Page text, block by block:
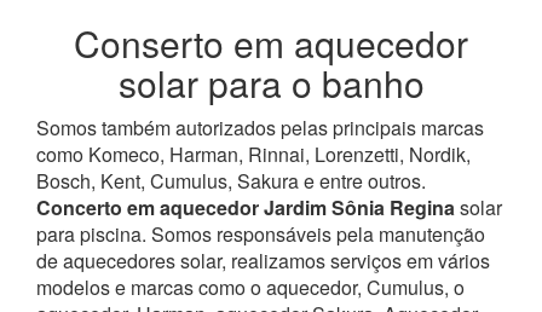
Conserto em aquecedor
solar para o banho
Somos também autorizados pelas principais marcas
como Komeco, Harman, Rinnai, Lorenzetti, Nordik,
Bosch, Kent, Cumulus, Sakura e entre outros.
Concerto em aquecedor Jardim Sônia Reginasolar
para piscina. Somos responsáveis pela manutenção
de aquecedores solar, realizamos serviços em vários
modelos e marcas como o aquecedor, Cumulus, o